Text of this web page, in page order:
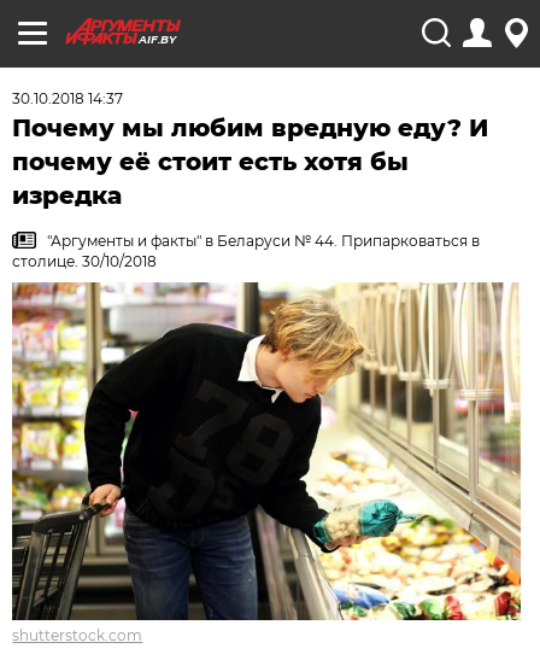
AIF.BY
30.10.2018 14:37
Почему мы любим вредную еду? И
почему её стоит есть хотя бы
изредка
"Аргументы и факты" в Беларуси № 44. Припарковаться в
столице. 30/10/2018
shutterstock.com